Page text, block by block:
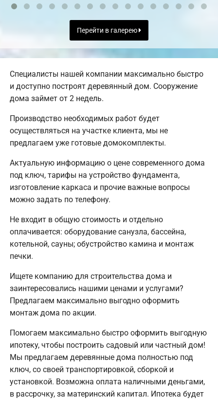
Перейти в галерею
Специалисты нашей компании максимально быстро
и доступно построят деревянный дом. Сооружение
дома займет от 2 недель.
Производство необходимых работ будет
осуществляться на участке клиента, мы не
предлагаем уже готовые домокомплекты.
Актуальную информацию о цене современного дома
под ключ, тарифы на устройство фундамента,
изготовление каркаса и прочие важные вопросы
можно задать по телефону.
Не входит в общую стоимость и отдельно
оплачивается: оборудование санузла, бассейна,
котельной, сауны; обустройство камина и монтаж
печки.
Ищете компанию для строительства дома и
заинтересовались нашими ценами и услугами?
Предлагаем максимально выгодно оформить
монтаж дома по акции.
Помогаем максимально быстро оформить выгодную
ипотеку, чтобы построить садовый или частный дом!
Мы предлагаем деревянные дома полностью под
ключ, со своей транспортировкой, сборкой и
установкой. Возможна оплата наличными деньгами,
в рассрочку, за материнский капитал. Ипотека будет